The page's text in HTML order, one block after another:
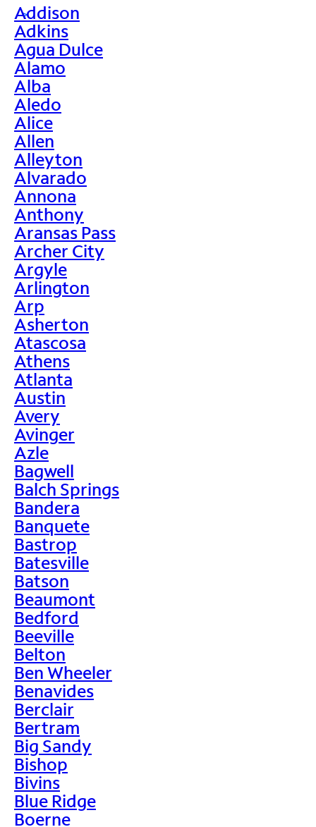
>
Addison
Adkins
Agua Dulce
Alamo
Alba
Aledo
Alice
Allen
Alleyton
Alvarado
Annona
Anthony
Aransas Pass
Archer City
Argyle
Arlington
Arp
Asherton
Atascosa
Athens
Atlanta
Austin
Avery
Avinger
Azle
Bagwell
Balch Springs
Bandera
Banquete
Bastrop
Batesville
Batson
Beaumont
Bedford
Beeville
Belton
Ben Wheeler
Benavides
Berclair
Bertram
Big Sandy
Bishop
Bivins
Blue Ridge
Boerne